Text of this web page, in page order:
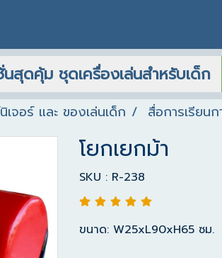
นสุดคุ้ม ชุดเครื่องเล่นสำหรับเด็ก
เจอร์ และ ของเล่นเด็ก สื่อการเรียน
โยกเยกม้า
SKU : R-238
ขนาด: W25xL90xH65 ซม.